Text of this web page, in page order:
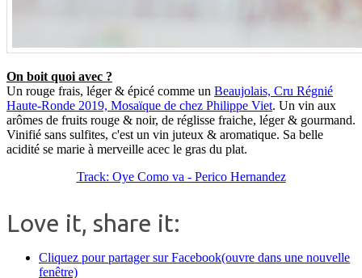
On boit quoi avec ?
Un rouge frais, léger & épicé comme un Beaujolais, Cru Régnié
Haute-Ronde 2019, Mosaïque de chez Philippe Viet. Un vin aux
arômes de fruits rouge & noir, de réglisse fraiche, léger & gourmand.
Vinifié sans sulfites, c'est un vin juteux & aromatique. Sa belle
acidité se marie à merveille acec le gras du plat.
Track: Oye Como va - Perico Hernandez
Love it, share it:
Cliquez pour partager sur Facebook(ouvre dans une nouvelle
fenêtre)